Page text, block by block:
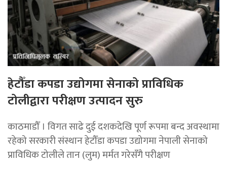
हेटौँडा कपडा उद्योगमा सेनाको प्राविधिक
टोलीद्वारा परीक्षण उत्पादन सुरु
काठमाडौँ । विगत साढे दुई दशकदेखि पूर्ण रूपमा बन्द अवस्थामा
रहेको सरकारी संस्थान हेटौँडा कपडा उद्योगमा नेपाली सेनाको
प्राविधिक टोलीले तान (लुम) मर्मत गरेसँगै परीक्षण